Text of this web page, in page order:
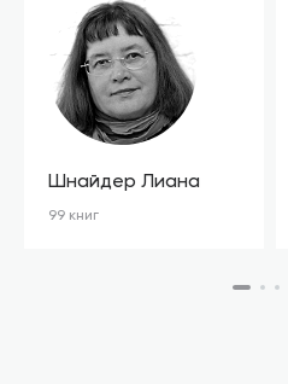
Шнайдер Лиана
99 книг